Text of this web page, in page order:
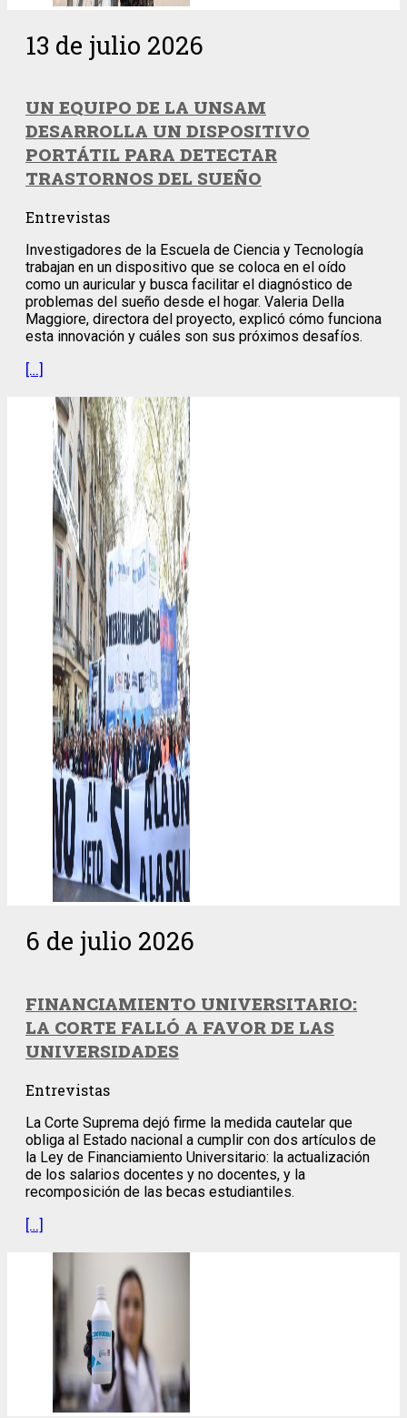
13 de julio 2026
UN EQUIPO DE LA UNSAM
DESARROLLA UN DISPOSITIVO
PORTÁTIL PARA DETECTAR
TRASTORNOS DEL SUEÑO
Entrevistas
Investigadores de la Escuela de Ciencia y Tecnología
trabajan en un dispositivo que se coloca en el oído
como un auricular y busca facilitar el diagnóstico de
problemas del sueño desde el hogar. Valeria Della
Maggiore, directora del proyecto, explicó cómo funciona
esta innovación y cuáles son sus próximos desafíos.
[…]
6 de julio 2026
FINANCIAMIENTO UNIVERSITARIO:
LA CORTE FALLÓ A FAVOR DE LAS
UNIVERSIDADES
Entrevistas
La Corte Suprema dejó firme la medida cautelar que
obliga al Estado nacional a cumplir con dos artículos de
la Ley de Financiamiento Universitario: la actualización
de los salarios docentes y no docentes, y la
recomposición de las becas estudiantiles.
[…]